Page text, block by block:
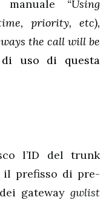
“Using
priority, etc),
the call will be
uso di questa
l’ID del trunk
prefisso di pre-
gateway gwlist